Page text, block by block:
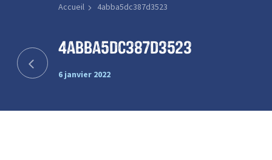
Accueil 4abba5dc387d3523
4abba5dc387d3523
6 janvier 2022